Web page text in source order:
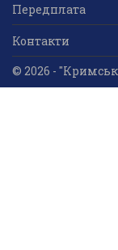
Передплата
Контакти
© 2026 -